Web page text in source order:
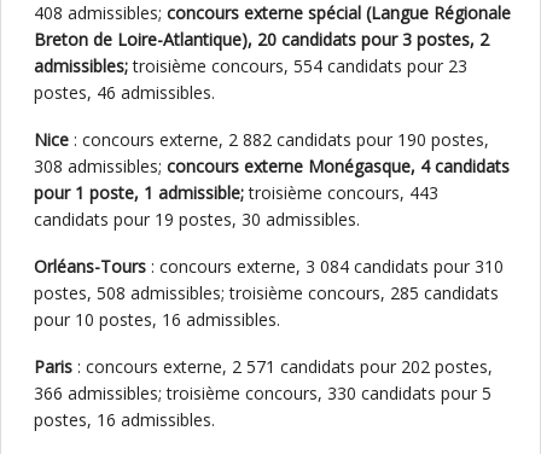
408 admissibles; concours externe spécial (Langue Régionale
Breton de Loire-Atlantique), 20 candidats pour 3 postes, 2
admissibles;troisième concours, 554 candidats pour 23
postes, 46 admissibles.
Nice : concours externe, 2 882 candidats pour 190 postes,
308 admissibles; concours externe Monégasque, 4 candidats
pour 1 poste, 1 admissible;troisième concours, 443
candidats pour 19 postes, 30 admissibles.
Orléans-Tours : concours externe, 3 084 candidats pour 310
postes, 508 admissibles; troisième concours, 285 candidats
pour 10 postes, 16 admissibles.
Paris : concours externe, 2 571 candidats pour 202 postes,
366 admissibles; troisième concours, 330 candidats pour 5
postes, 16 admissibles.